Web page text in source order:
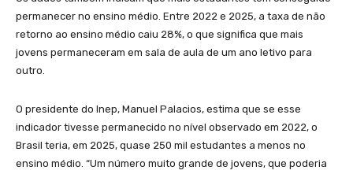
permanecer no ensino médio. Entre 2022 e 2025, a taxa de não
retorno ao ensino médio caiu 28%, o que significa que mais
jovens permaneceram em sala de aula de um ano letivo para
outro.
O presidente do Inep, Manuel Palacios, estima que se esse
indicador tivesse permanecido no nível observado em 2022, o
Brasil teria, em 2025, quase 250 mil estudantes a menos no
ensino médio. “Um número muito grande de jovens, que poderia